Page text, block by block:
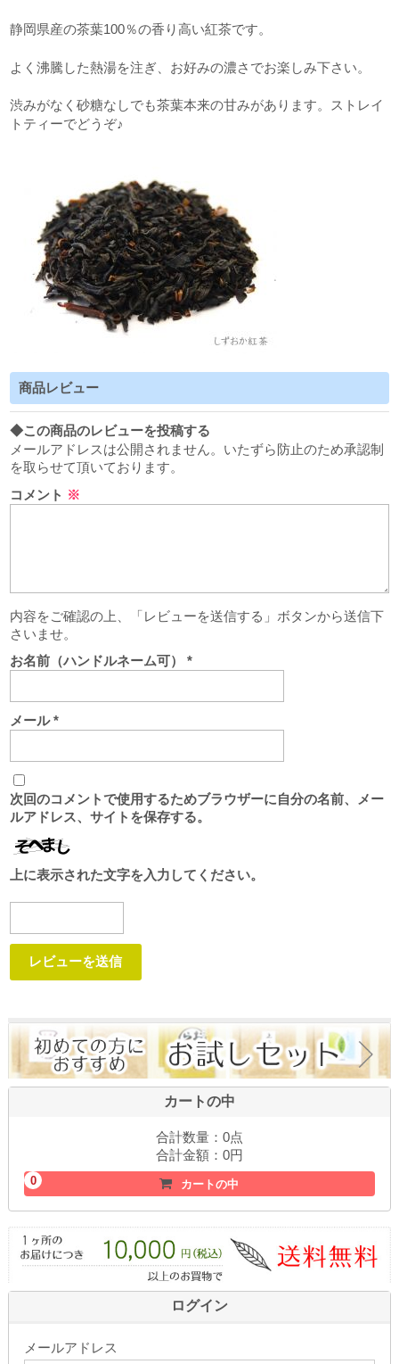
静岡県産の茶葉100％の香り高い紅茶です。
よく沸騰した熱湯を注ぎ、お好みの濃さでお楽しみ下さい。
渋みがなく砂糖なしでも茶葉本来の甘みがあります。ストレイ
トティーでどうぞ♪
商品レビュー
◆この商品のレビューを投稿する
メールアドレスは公開されません。いたずら防止のため承認制
を取らせて頂いております。
コメント ※
内容をご確認の上、「レビューを送信する」ボタンから送信下
さいませ。
お名前（ハンドルネーム可） *
メール*
次回のコメントで使用するためブラウザーに自分の名前、メー
ルアドレス、サイトを保存する。
上に表示された文字を入力してください。
カートの中
合計数量： 0点
合計金額： 0円
カートの中
0
ログイン
メールアドレス